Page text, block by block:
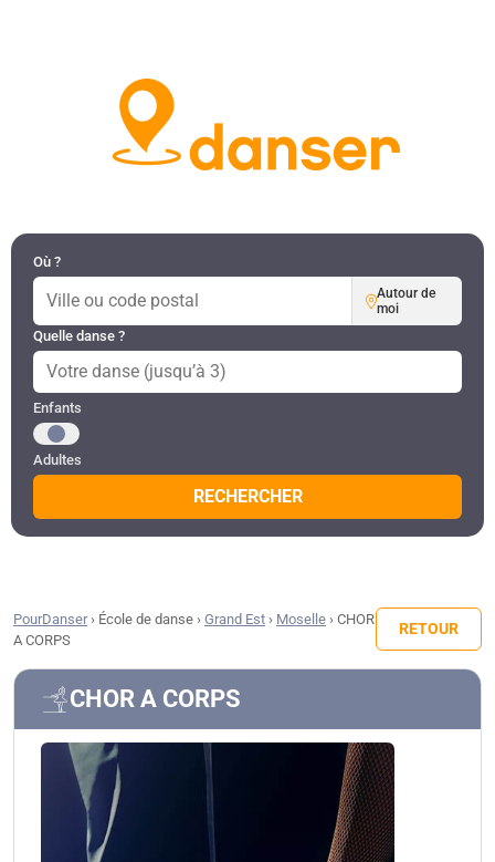
Où ?
Autour de
moi
Quelle danse ?
Public recherché
Enfants
Adultes
RECHERCHER
PourDanser› École de danse › Grand Est › Moselle › CHOR
A CORPS
RETOUR
CHOR A CORPS